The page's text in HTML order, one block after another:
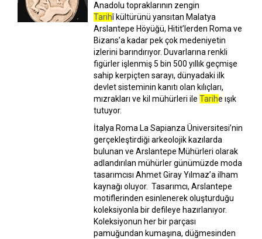
Anadolu topraklarının zengin
Tarihî kültürünü yansıtan Malatya
Arslantepe Höyüğü, Hitit’lerden Roma ve
Bizans’a kadar pek çok medeniyetin
izlerini barındırıyor. Duvarlarına renkli
figürler işlenmiş 5 bin 500 yıllık geçmişe
sahip kerpiçten sarayı, dünyadaki ilk
devlet sisteminin kanıtı olan kılıçları,
mızrakları ve kil mühürleri ile Tarihe ışık
tutuyor.
İtalya Roma La Sapianza Üniversitesi’nin
gerçekleştirdiği arkeolojik kazılarda
bulunan ve Arslantepe Mühürleri olarak
adlandırılan mühürler günümüzde moda
tasarımcısı Ahmet Giray Yılmaz’a ilham
kaynağı oluyor. Tasarımcı, Arslantepe
motiflerinden esinlenerek oluşturduğu
koleksiyonla bir defileye hazırlanıyor.
Koleksiyonun her bir parçası
pamuğundan kumaşına, düğmesinden